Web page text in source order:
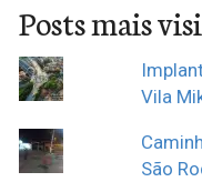
Posts mais
Vila
São